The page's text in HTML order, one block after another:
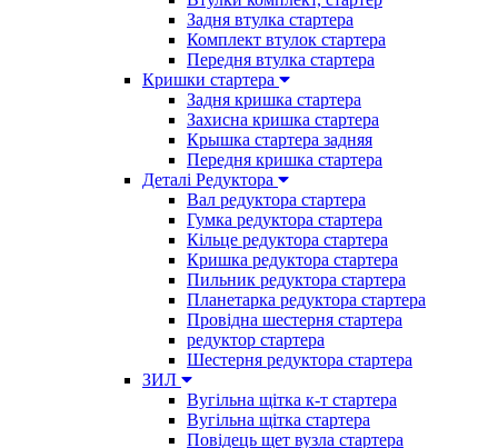
Задня втулка стартера
Комплект втулок стартера
Передня втулка стартера
Кришки стартера
Задня кришка стартера
Захисна кришка стартера
Крышка стартера задняя
Передня кришка стартера
Деталі Редуктора
Вал редуктора стартера
Гумка редуктора стартера
Кільце редуктора стартера
Кришка редуктора стартера
Пильник редуктора стартера
Планетарка редуктора стартера
Провідна шестерня стартера
редуктор стартера
Шестерня редуктора стартера
ЗИЛ
Вугільна щітка к-т стартера
Вугільна щітка стартера
Повідець щет вузла стартера